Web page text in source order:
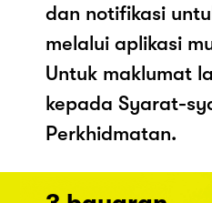
dan notifikasi
melalui aplikasi
Untuk maklumat
kepada Syarat-
Perkhidmatan.